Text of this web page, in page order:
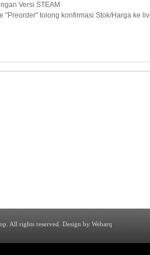
Versi STEAM
"Preorder" tolong konfirmasi Stok/Harga ke
All rights reserved.Design by Webarq